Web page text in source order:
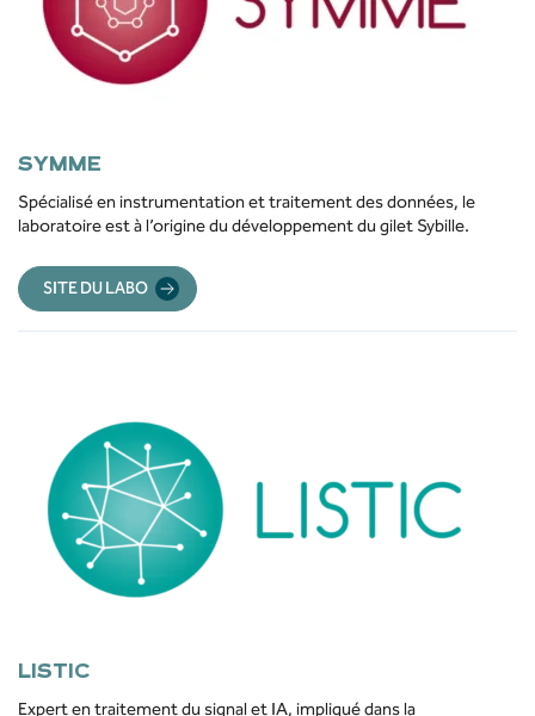
SYMME
Spécialisé en instrumentation et traitement des données, le
laboratoire est à l’origine du développement du gilet Sybille.
SITE DU LABO
LISTIC
Expert en traitement du signal et IA, impliqué dans la